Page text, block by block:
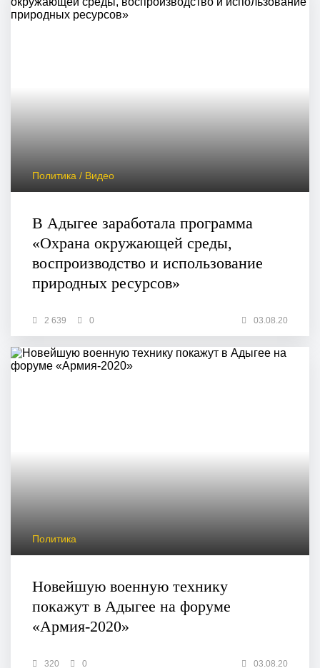
Политика / Видео
В Адыгее заработала программа
«Охрана окружающей среды,
воспроизводство и использование
природных ресурсов»
2 639 0 03.08.20
Политика
Новейшую военную технику
покажут в Адыгее на форуме
«Армия-2020»
320 0 03.08.20